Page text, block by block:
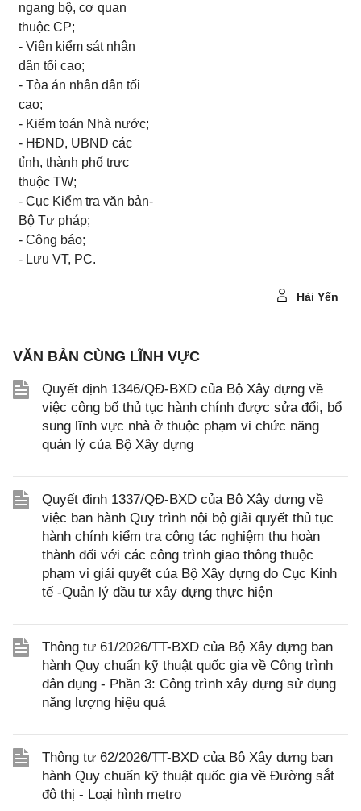
ngang bộ, cơ quan
thuộc CP;
- Viện kiểm sát nhân
dân tối cao;
- Tòa án nhân dân tối
cao;
- Kiểm toán Nhà nước;
- HĐND, UBND các
tỉnh, thành phố trực
thuộc TW;
- Cục Kiểm tra văn bản-
Bộ Tư pháp;
- Công báo;
- Lưu VT, PC.
Hải Yến
VĂN BẢN CÙNG LĨNH VỰC
Quyết định 1346/QĐ-BXD của Bộ Xây dựng về
việc công bố thủ tục hành chính được sửa đổi, bổ
sung lĩnh vực nhà ở thuộc phạm vi chức năng
quản lý của Bộ Xây dựng
Quyết định 1337/QĐ-BXD của Bộ Xây dựng về
việc ban hành Quy trình nội bộ giải quyết thủ tục
hành chính kiểm tra công tác nghiệm thu hoàn
thành đối với các công trình giao thông thuộc
phạm vi giải quyết của Bộ Xây dựng do Cục Kinh
tế -Quản lý đầu tư xây dựng thực hiện
Thông tư 61/2026/TT-BXD của Bộ Xây dựng ban
hành Quy chuẩn kỹ thuật quốc gia về Công trình
dân dụng - Phần 3: Công trình xây dựng sử dụng
năng lượng hiệu quả
Thông tư 62/2026/TT-BXD của Bộ Xây dựng ban
hành Quy chuẩn kỹ thuật quốc gia về Đường sắt
đô thị - Loại hình metro